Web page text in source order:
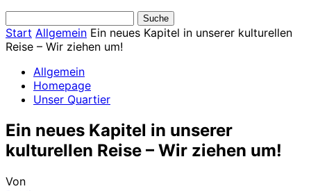
Start Allgemein Ein neues Kapitel in unserer kulturellen
Reise – Wir ziehen um!
Allgemein
Homepage
Unser Quartier
Ein neues Kapitel in unserer
kulturellen Reise – Wir ziehen um!
Von